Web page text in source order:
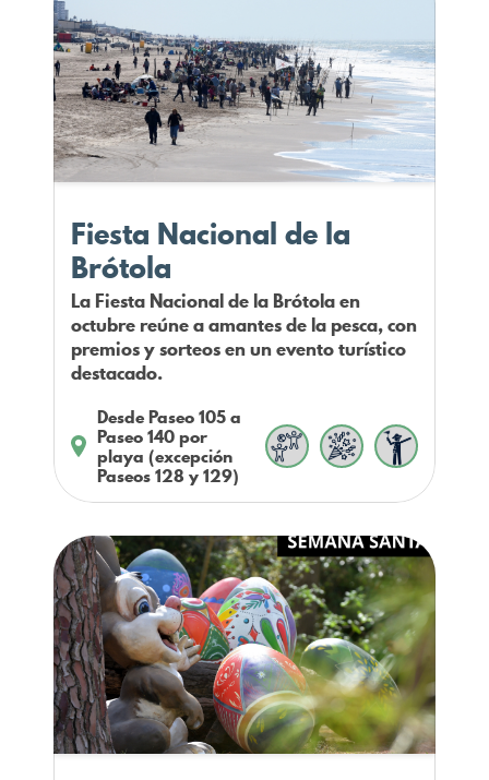
Fiesta Nacional de la
Brótola
La Fiesta Nacional de la Brótola en
octubre reúne a amantes de la pesca, con
premios y sorteos en un evento turístico
destacado.
Desde Paseo 105 a
Paseo 140 por
playa (excepción
Paseos 128 y 129)